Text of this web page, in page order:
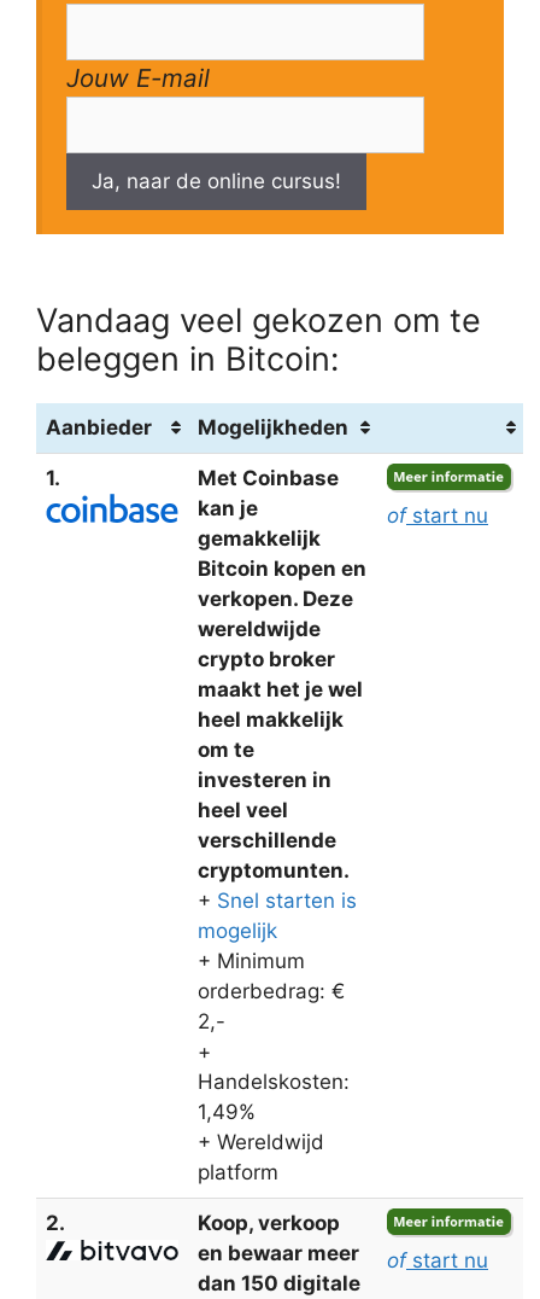
Jouw E-mail
Ja, naar de online cursus!
Vandaag veel gekozen om te
beleggen in Bitcoin:
Aanbieder Mogelijkheden
1.
Met Coinbase
kan je
gemakkelijk
Bitcoin kopen en
verkopen. Deze
wereldwijde
crypto broker
maakt het je wel
heel makkelijk
om te
investeren in
heel veel
verschillende
cryptomunten.
+ Snel starten is
mogelijk
+ Minimum
orderbedrag: €
2,-
+
Handelskosten:
1,49%
+ Wereldwijd
platform
ofstart nu
2.
Koop, verkoop
en bewaar meer
dan 150 digitale
ofstart nu